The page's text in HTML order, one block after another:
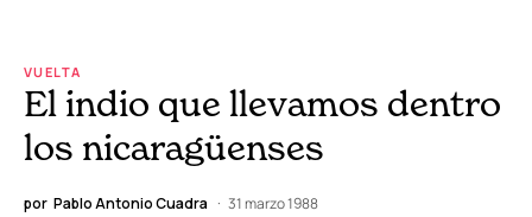
VUELTA
El indio que llevamos dentro
los nicaragüenses
por Pablo Antonio Cuadra 31 marzo 1988